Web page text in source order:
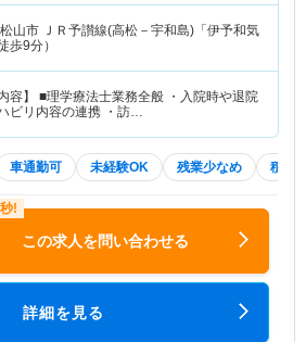
山市
ＪＲ予讃線(高松－宇和島)「伊予和気
歩9分）
内容】 ■理学療法士業務全般 ・入院時や退院
ビリ内容の連携 ・訪…
車通勤可 未経験OK 残業少なめ 積極
この求人を問い合わせる
詳細を見る